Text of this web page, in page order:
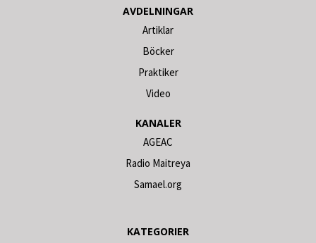
AVDELNINGAR
Artiklar
Böcker
Praktiker
Video
KANALER
AGEAC
Radio Maitreya
Samael.org
KATEGORIER